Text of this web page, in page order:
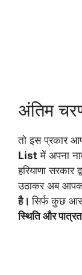
अंतिम
तो इस प्रकार
List में अपना
हरियाणा सरकार
उठाकर अब
है।सिर्फ कुछ
स्थिति और